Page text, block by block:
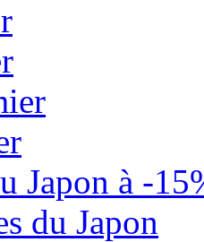
Japon à -
du Japon